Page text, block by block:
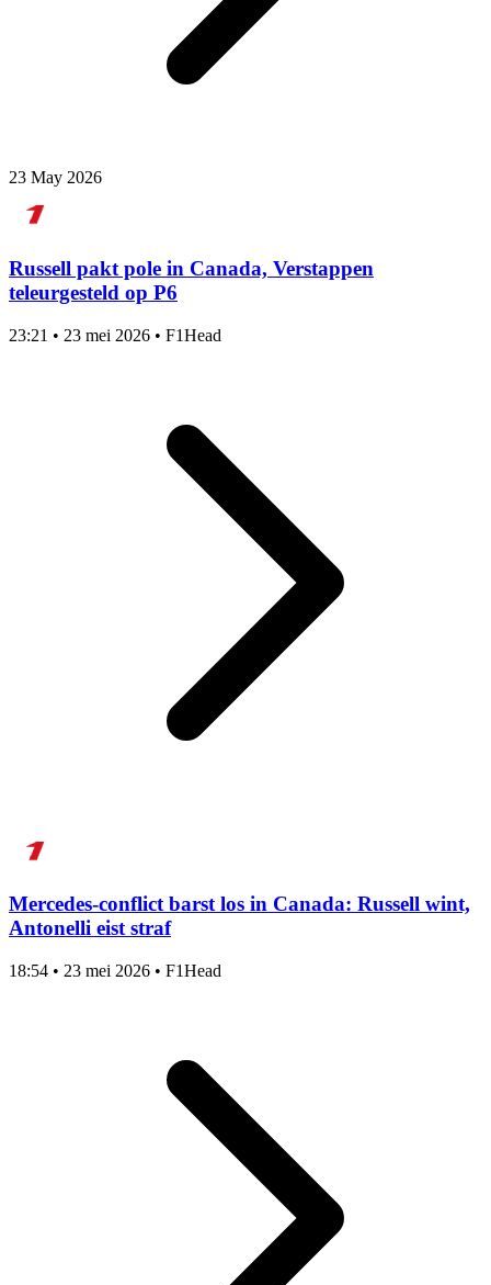
23 May 2026
Russell pakt pole in Canada, Verstappen
teleurgesteld op P6
23:21 • 23 mei 2026 • F1Head
Mercedes-conflict barst los in Canada: Russell wint,
Antonelli eist straf
18:54 • 23 mei 2026 • F1Head